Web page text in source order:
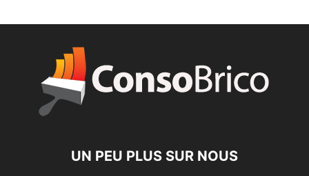
UN PEU PLUS SUR NOUS